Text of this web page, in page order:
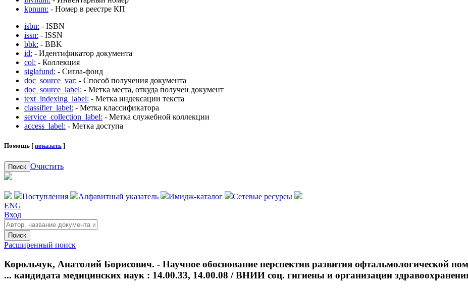
kpnum: - Номер в реестре КП
isbn: - ISBN
issn: - ISSN
bbk: - BBK
id: - Идентификатор документа
col: - Коллекция
siglafund: - Сигла-фонд
doc_source_var: - Способ получения документа
doc_source_label: - Метка места, откуда получен документ
text_indexing_label: - Метка индексации текста
classifier_label: - Метка классификатора
service_collection_label: - Метка служебной коллекции
access_label: - Метка доступа
Помощь [ показать ]
Поиск Очистить
Поступления Алфавитный указатель Имидж-каталог
Сетевые ресурсы
ENG
Вход
Поиск
Расширенный поиск
Корольчук, Анатолий Борисович. - Научное обоснование перспектив развития офтальмологической
... кандидата медицинских наук : 14.00.33, 14.00.08 / ВНИИ соц. гигиены и организации